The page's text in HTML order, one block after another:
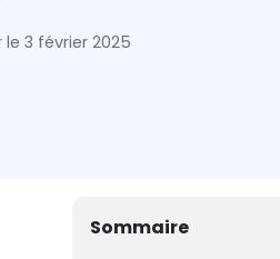
le 3 février 2025
Sommaire